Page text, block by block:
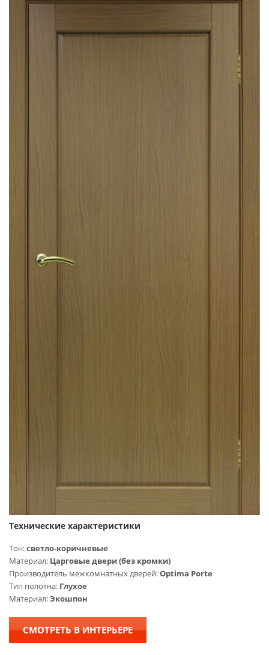
Технические характеристики
Тон:cветло-коричневые
Материал: Царговые двери (без кромки)
Производитель межкомнатных дверей:Optima Porte
Тип полотна: Глухое
Материал:Экошпон
СМОТРЕТЬ В ИНТЕРЬЕРЕ